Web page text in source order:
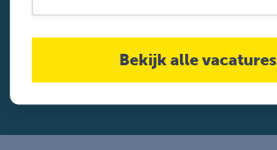
Bekijk alle vacatures
+31645274285
fastitou@mail.werkis.nl
Stel een vraag